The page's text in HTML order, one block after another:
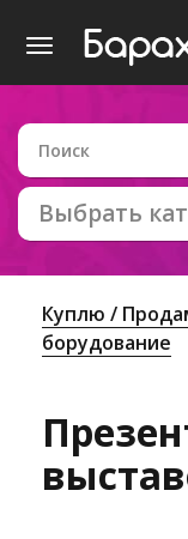
Выбрать
Куплю /
борудование